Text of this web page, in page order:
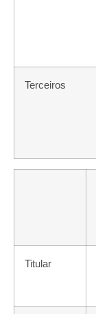
Terceiros
Titular